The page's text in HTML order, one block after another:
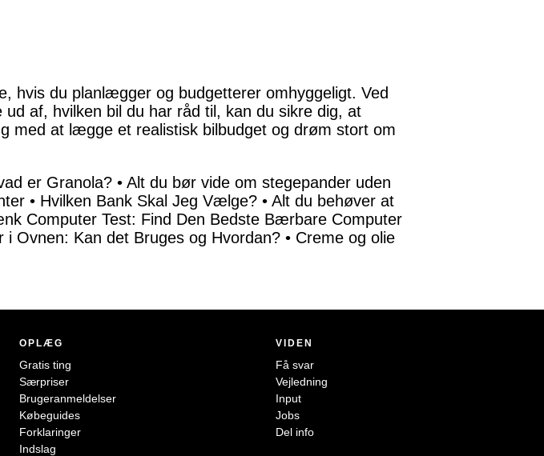
hvis du planlægger og budgetterer omhyggeligt. Ved
af, hvilken bil du har råd til, kan du sikre dig, at
med at lægge et realistisk bilbudget og drøm stort om
er Granola? • Alt du bør vide om stegepander uden
• Hvilken Bank Skal Jeg Vælge? • Alt du behøver at
Computer Test: Find Den Bedste Bærbare Computer
i Ovnen: Kan det Bruges og Hvordan? • Creme og olie
OPLÆG
Gratis ting
Særpriser
Brugeranmeldelser
Købeguides
Forklaringer
Indslag
VIDEN
Få svar
Vejledning
Input
Jobs
Del info